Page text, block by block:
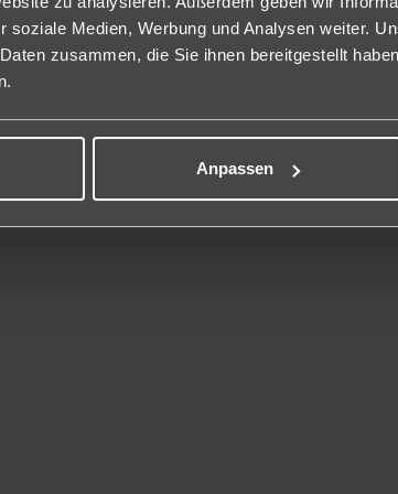
soziale Medien, Werbung und Analysen weiter.
zusammen, die Sie ihnen bereitgestellt
Anpassen
und Handtuchwechsel 3x wöchentlich
1x wöchentlich
und Trockner gegen Gebühr